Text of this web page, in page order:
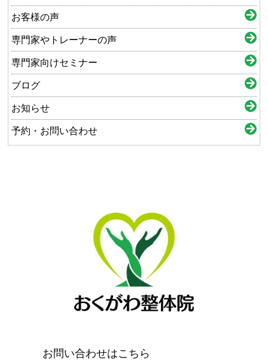
お客様の声
専門家やトレーナーの声
専門家向けセミナー
ブログ
お知らせ
予約・お問い合わせ
お問い合わせはこちら